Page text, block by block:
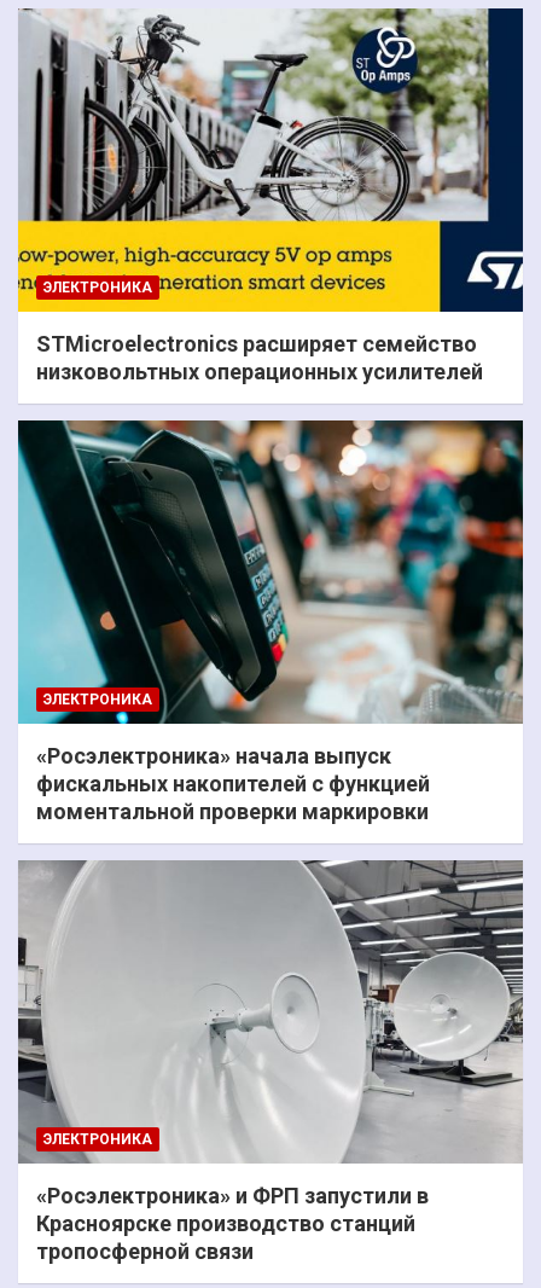
ЭЛЕКТРОНИКА
STMicroelectronics расширяет семейство
низковольтных операционных усилителей
ЭЛЕКТРОНИКА
«Росэлектроника» начала выпуск
фискальных накопителей с функцией
моментальной проверки маркировки
ЭЛЕКТРОНИКА
«Росэлектроника» и ФРП запустили в
Красноярске производство станций
тропосферной связи